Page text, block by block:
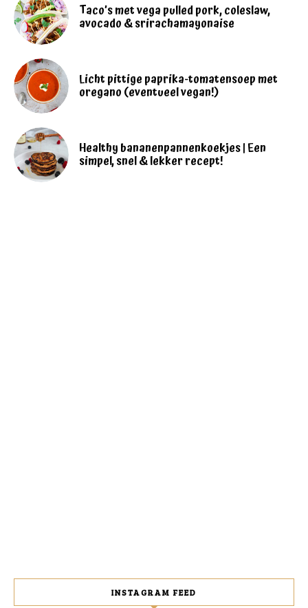
Taco’s met vega pulled pork, coleslaw,
avocado & srirachamayonaise
Licht pittige paprika-tomatensoep met
oregano (eventueel vegan!)
Healthy bananenpannenkoekjes | Een
simpel, snel & lekker recept!
INSTAGRAM FEED